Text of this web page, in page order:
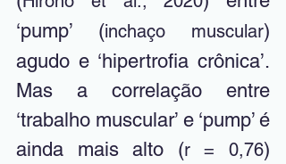
‘pump’ (inchaço muscular)
agudo e ‘hipertrofia crônica’.
Mas a correlação entre
‘trabalho muscular’ e ‘pump’ é
ainda mais alto (r = 0,76)